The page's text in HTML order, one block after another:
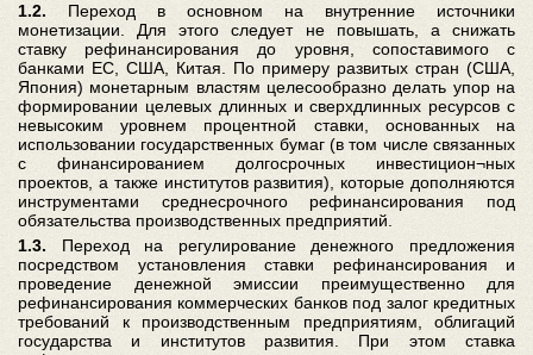
1.2. Переход в основном на внутренние источники
монетизации. Для этого следует не повышать, а снижать
ставку рефинансирования до уровня, сопоставимого с
банками ЕС, США, Китая. По примеру развитых стран (США,
Япония) монетарным властям целесообразно делать упор на
формировании целевых длинных и сверхдлинных ресурсов с
невысоким уровнем процентной ставки, основанных на
использовании государственных бумаг (в том числе связанных
с финансированием долгосрочных инвестицион¬ных
проектов, а также институтов развития), которые дополняются
инструментами среднесрочного рефинансирования под
обязательства производственных предприятий.
1.3. Переход на регулирование денежного предложения
посредством установления ставки рефинансирования и
проведение денежной эмиссии преимущественно для
рефинансирования коммерческих банков под залог кредитных
требований к производственным предприятиям, облигаций
государства и институтов развития. При этом ставка